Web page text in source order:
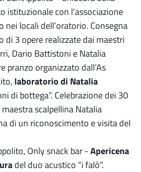
istituzionale con l'associazione
nei locali dell’oratorio. Consegna
di 3 opere realizzate dai maestri
Dario Battistoni e Natalia
pranzo organizzato dall’As
laboratorio di Natalia
di bottega”. Celebrazione dei 30
scalpellina Natalia
di un riconoscimento e visita del
Only snack bar -Apericena
del duo acustico “i falò”.